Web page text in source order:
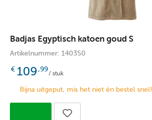
Badjas Egyptisch katoen goud S
Artikelnummer: 140350
€ 109,99
/ stuk
Bijna uitgeput, mis het niet én bestel snel!